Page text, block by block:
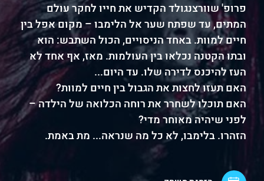
פרופ' שוורצנגולד הקדיש את חייו לחקר עולם
המתים, עד שפתח שער אל הלימבו – מקום אפל בין
חיים למוות. באחד הניסויים, הכול השתבש: הוא
ובתו הקטנה נכלאו בין העולמות. מאז, אף אחד לא
העז להיכנס לדירה שלו. עד היום...
האם תעזו לחצות את הגבול בין חיים למוות?
האם תוכלו לשחרר את רוחה הכלואה של הילדה –
לפני שיהיה מאוחר מדי?
הזהרו. בלימבו, לא כל מה שנראה... מת באמת.